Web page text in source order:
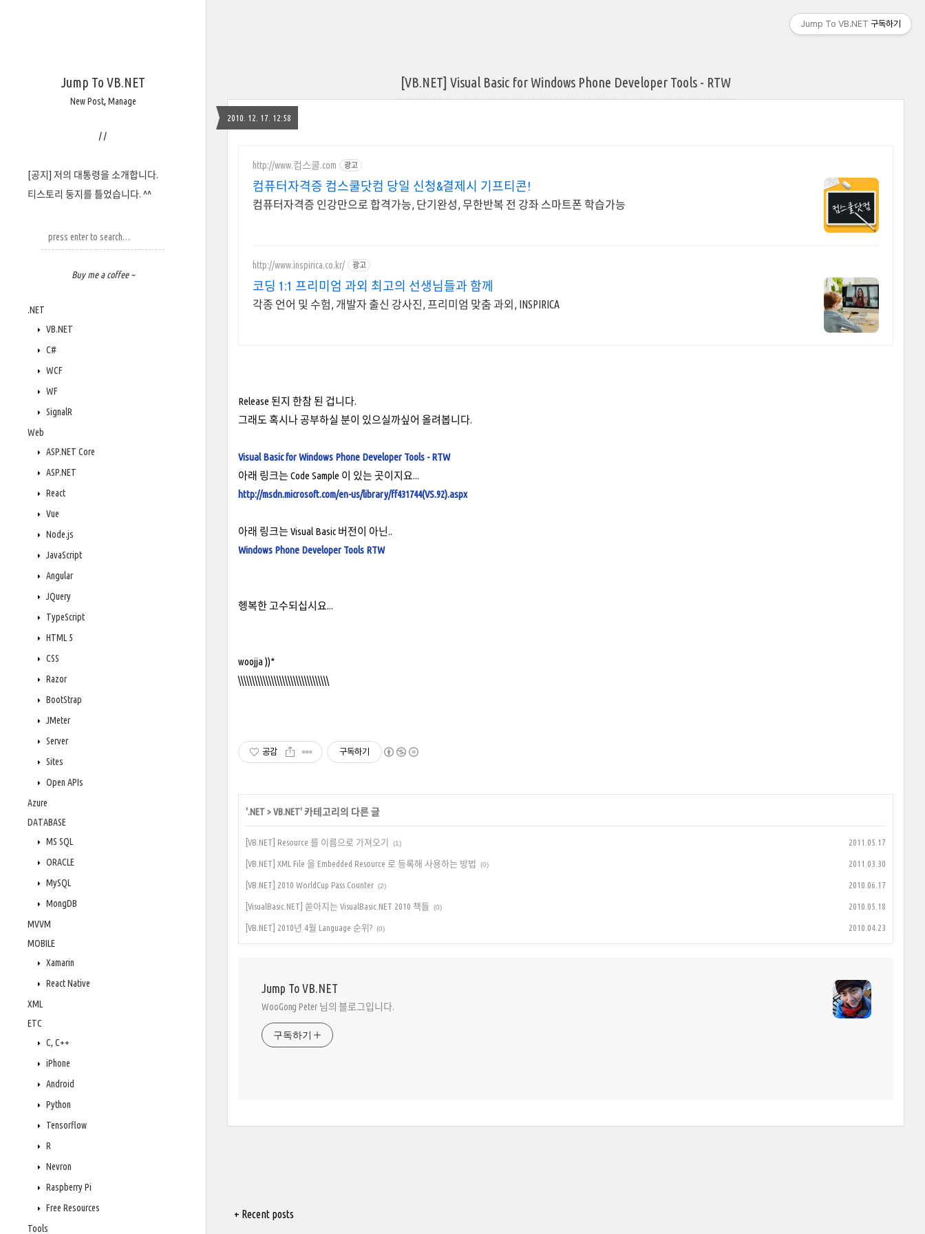
Jump To VB.NET
New Post, Manage
/ /
[공지] 저의 대통령을 소개합니다.
티스토리 둥지를 틀었습니다. ^^
Buy me a coffee ~
.NET
VB.NET
C#
WCF
WF
SignalR
Web
ASP.NET Core
ASP.NET
React
Vue
Node.js
JavaScript
Angular
JQuery
TypeScript
HTML 5
CSS
Razor
BootStrap
JMeter
Server
Sites
Open APIs
Azure
DATABASE
MS SQL
ORACLE
MySQL
MongDB
MVVM
MOBILE
Xamarin
React Native
XML
ETC
C, C++
iPhone
Android
Python
Tensorflow
R
Nevron
Raspberry Pi
Free Resources
Tools
[VB.NET] Visual Basic for Windows Phone Developer Tools - RTW
2010. 12. 17. 12:58
http://www.컴스쿨.com 광고
컴퓨터자격증 컴스쿨닷컴 당일 신청&결제시 기프티콘!
컴퓨터자격증 인강만으로 합격가능, 단기완성, 무한반복 전 강좌 스마트폰 학습가능
http://www.inspirica.co.kr/ 광고
코딩 1:1 프리미엄 과외 최고의 선생님들과 함께
각종 언어 및 수험, 개발자 출신 강사진, 프리미엄 맞춤 과외, INSPIRICA
Release 된지 한참 된 겁니다.
그래도 혹시나 공부하실 분이 있으실까싶어 올려봅니다.
Visual Basic for Windows Phone Developer Tools - RTW
아래 링크는 Code Sample 이 있는 곳이지요...
http://msdn.microsoft.com/en-us/library/ff431744(VS.92).aspx
아래 링크는 Visual Basic 버전이 아닌..
Windows Phone Developer Tools RTW
헹복한 고수되십시요...
woojja ))*
\\\\\\\\\\\\\\\\\\\\\\\\\\\\\\\\\
공감 구독하기
'.NET>VB.NET' 카테고리의 다른 글
[VB.NET] Resource 를 이름으로 가져오기 (1) 2011.05.17
[VB.NET] XML File 을 Embedded Resource 로 등록해 사용하는 방법 (0) 2011.03.30
[VB.NET] 2010 WorldCup Pass Counter (2) 2010.06.17
[VisualBasic.NET] 쏟아지는 VisualBasic.NET 2010 책들 (0) 2010.05.18
[VB.NET] 2010년 4월 Language 순위? (0) 2010.04.23
Jump To VB.NET
WooGong Peter 님의 블로그입니다.
구독하기
+ Recent posts
Jump To VB.NET 구독하기